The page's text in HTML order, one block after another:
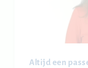
Altijd een